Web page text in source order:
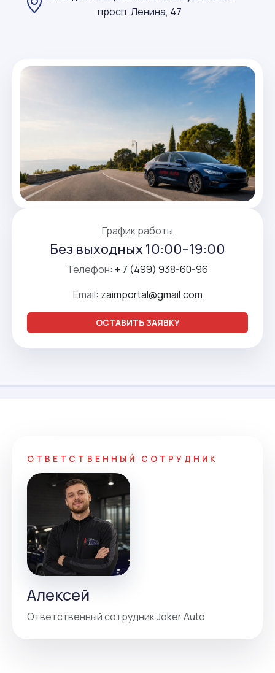
просп. Ленина, 47
График работы
Без выходных 10:00–19:00
Телефон: + 7 (499) 938-60-96
Email: zaimportal@gmail.com
ОСТАВИТЬ ЗАЯВКУ
ОТВЕТСТВЕННЫЙ СОТРУДНИК
Алексей
Ответственный сотрудник Joker Auto